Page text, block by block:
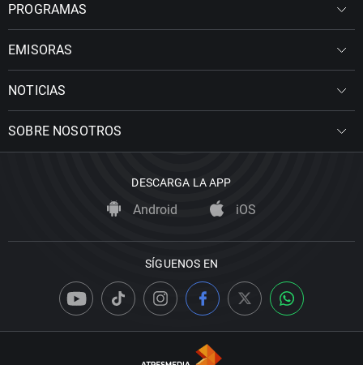
PROGRAMAS
EMISORAS
NOTICIAS
SOBRE NOSOTROS
DESCARGA LA APP
Android iOS
SÍGUENOS EN